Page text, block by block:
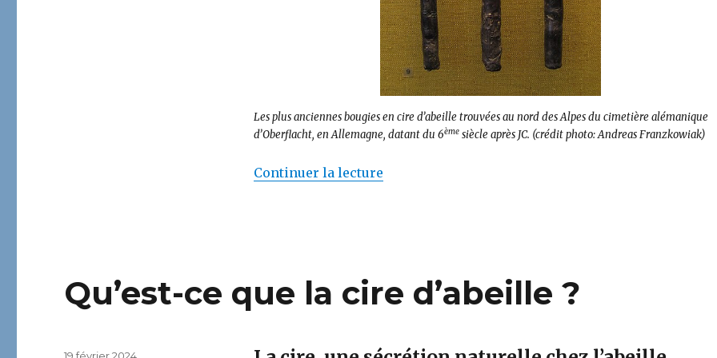
Les plus anciennes bougies en cire d’abeille trouvées au nord des Alpes du cimetière alémanique
d’Oberflacht, en Allemagne, datant du 6èmesiècle après JC. (crédit photo: Andreas Franzkowiak)
Continuer la lecturede « Comment les abeilles fabriquent-elles la cire?
Qu’est-ce que la cire d’abeille ?
Publié